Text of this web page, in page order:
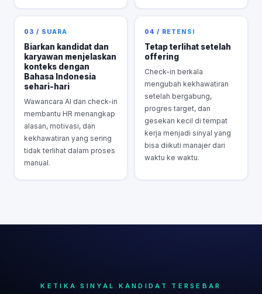
03 / SUARA
Biarkan kandidat dan
karyawan menjelaskan
konteks dengan
Bahasa Indonesia
sehari-hari
Wawancara AI dan check-in
membantu HR menangkap
alasan, motivasi, dan
kekhawatiran yang sering
tidak terlihat dalam proses
manual.
04 / RETENSI
Tetap terlihat setelah
offering
Check-in berkala
mengubah kekhawatiran
setelah bergabung,
progres target, dan
gesekan kecil di tempat
kerja menjadi sinyal yang
bisa diikuti manajer dari
waktu ke waktu.
KETIKA SINYAL KANDIDAT TERSEBAR